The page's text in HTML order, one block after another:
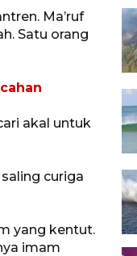
Ma’ruf
Satu orang
akal untuk
curiga
yang kentut.
imam